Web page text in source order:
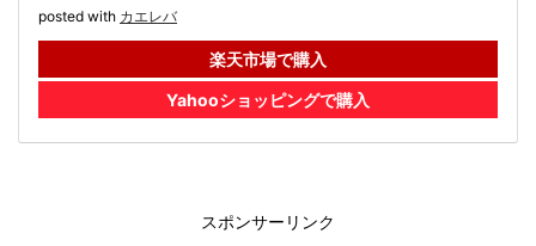
posted with カエレバ
楽天市場で購入
Yahooショッピングで購入
スポンサーリンク